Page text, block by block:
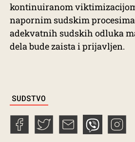
kontinuiranom
napornim sudskim procesima
adekvatnih sudskih odluka
dela bude zaista i prijavljen.
SUDSTVO